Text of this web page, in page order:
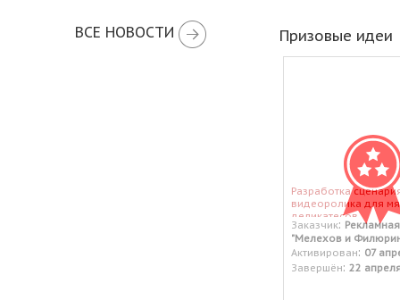
ВСЕ НОВОСТИ Призовые идеи
Разработка
видеоролика для
деликатесов.
Заказчик:
"Мелехов и
Активирован: 07
Завершён: 22